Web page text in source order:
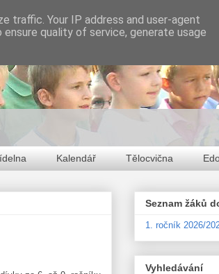
Kalendář Tělocvična
Seznam žáků
1. ročník 2026/
Vyhledávání
traffic. Your IP address and user-agent
quality of service, generate usage